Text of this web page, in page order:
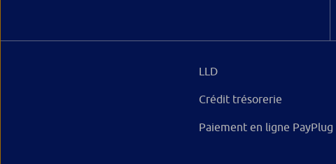
LLD
Crédit trésorerie
Paiement en ligne PayPlug